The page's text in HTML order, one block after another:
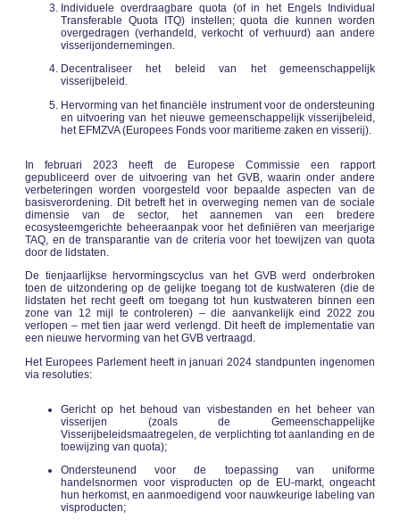
Individuele overdraagbare quota (of in het Engels Individual
Transferable Quota ITQ) instellen; quota die kunnen worden
overgedragen (verhandeld, verkocht of verhuurd) aan andere
visserijondernemingen.
Decentraliseer het beleid van het gemeenschappelijk
visserijbeleid.
Hervorming van het financiële instrument voor de ondersteuning
en uitvoering van het nieuwe gemeenschappelijk visserijbeleid,
het EFMZVA (Europees Fonds voor maritieme zaken en visserij).
In februari 2023 heeft de Europese Commissie een rapport
gepubliceerd over de uitvoering van het GVB, waarin onder andere
verbeteringen worden voorgesteld voor bepaalde aspecten van de
basisverordening. Dit betreft het in overweging nemen van de sociale
dimensie van de sector, het aannemen van een bredere
ecosysteemgerichte beheeraanpak voor het definiëren van meerjarige
TAQ, en de transparantie van de criteria voor het toewijzen van quota
door de lidstaten.
De tienjaarlijkse hervormingscyclus van het GVB werd onderbroken
toen de uitzondering op de gelijke toegang tot de kustwateren (die de
lidstaten het recht geeft om toegang tot hun kustwateren binnen een
zone van 12 mijl te controleren) – die aanvankelijk eind 2022 zou
verlopen – met tien jaar werd verlengd. Dit heeft de implementatie van
een nieuwe hervorming van het GVB vertraagd.
Het Europees Parlement heeft in januari 2024 standpunten ingenomen
via resoluties:
Gericht op het behoud van visbestanden en het beheer van
visserijen (zoals de Gemeenschappelijke
Visserijbeleidsmaatregelen, de verplichting tot aanlanding en de
toewijzing van quota);
Ondersteunend voor de toepassing van uniforme
handelsnormen voor visproducten op de EU-markt, ongeacht
hun herkomst, en aanmoedigend voor nauwkeurige labeling van
visproducten;